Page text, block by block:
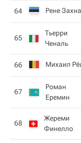
64 Рене Захна
65
Тьерри
Ченаль
66 Михаил
67
Роман
Еремин
68
Жереми
Финелло